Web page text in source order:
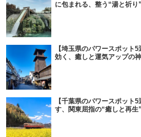
に包まれる、整う“湯と祈り
【埼玉県のパワースポット
効く、癒しと運気アップの
【千葉県のパワースポット
す、関東屈指の“癒しと再生